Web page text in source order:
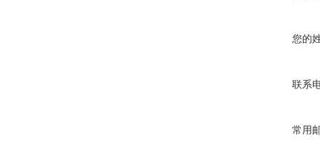
您的
联系
常用